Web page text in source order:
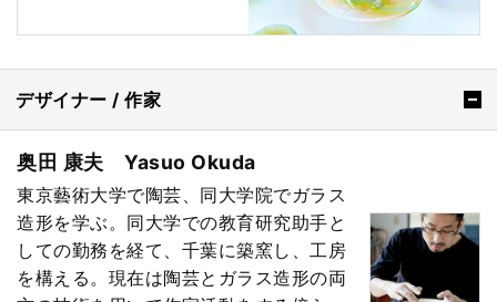
デザイナー / 作家
奥田 康夫 Yasuo Okuda
東京藝術大学で陶芸、同大学院でガラス
造形を学ぶ。同大学での教育研究助手と
しての勤務を経て、千葉に築窯し、工房
を構える。現在は陶芸とガラス造形の両